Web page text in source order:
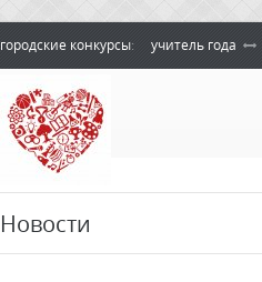
городские конкурсы: учитель года
Новости